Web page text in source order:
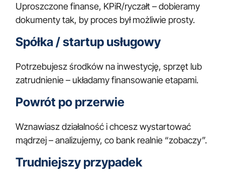
Uproszczone finanse, KPiR/ryczałt – dobieramy
dokumenty tak, by proces był możliwie prosty.
Spółka / startup usługowy
Potrzebujesz środków na inwestycję, sprzęt lub
zatrudnienie – układamy finansowanie etapami.
Powrót po przerwie
Wznawiasz działalność i chcesz wystartować
mądrzej – analizujemy, co bank realnie “zobaczy”.
Trudniejszy przypadek